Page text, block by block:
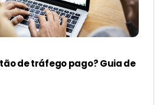
de tráfego pago? Guia de